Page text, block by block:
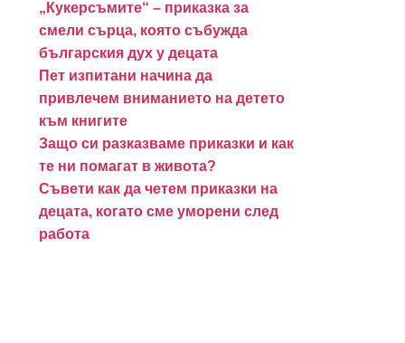
„Кукерсъмите“ – приказка за
смели сърца, която събужда
българския дух у децата
Пет изпитани начина да
привлечем вниманието на детето
към книгите
Защо си разказваме приказки и как
те ни помагат в живота?
Съвети как да четем приказки на
децата, когато сме уморени след
работа